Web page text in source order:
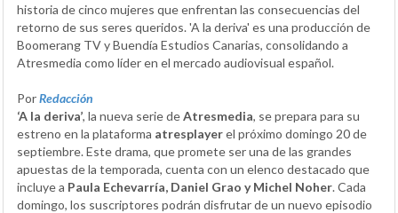
historia de cinco mujeres que enfrentan las consecuencias del
retorno de sus seres queridos. 'A la deriva' es una producción de
Boomerang TV y Buendía Estudios Canarias, consolidando a
Atresmedia como líder en el mercado audiovisual español.
PorRedacción
‘A la deriva’, la nueva serie deAtresmedia, se prepara para su
estreno en la plataforma atresplayerel próximo domingo 20 de
septiembre. Este drama, que promete ser una de las grandes
apuestas de la temporada, cuenta con un elenco destacado que
incluye a Paula Echevarría, Daniel Grao y Michel Noher. Cada
domingo, los suscriptores podrán disfrutar de un nuevo episodio